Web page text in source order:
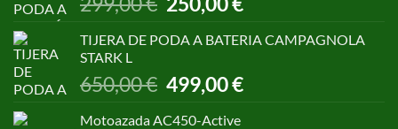
precio
original
precio
actual
TIJERA DE PODA A BATERIA CAMPAGNOLA
STARK L
650,00€
El
precio
original
499,00€El
precio
Motoazada AC450-Active